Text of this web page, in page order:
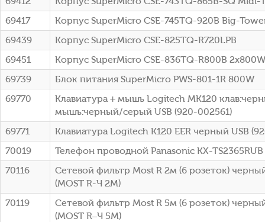
69417
Корпус SuperMicro CSE-745TQ-920B Big-
69439
Корпус SuperMicro CSE-825TQ-R720LPB
69451
Корпус SuperMicro CSE-836TQ-R800B
69739
Блок питания SuperMicro PWS-801-1R 800W
69770
Клавиатура + мышь Logitech MK120
мышь:черный/серый USB (920-002561)
69771
Клавиатура Logitech K120 EER черный USB
70019
Телефон проводной Panasonic KX-
70116
Сетевой фильтр Most R 2м (6 розеток)
(МОSТ R-Ч 2М)
70119
Сетевой фильтр Most R 5м (6 розеток)
(МОSТ R–Ч 5М)